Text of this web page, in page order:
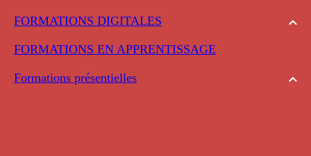
FORMATIONS DIGITALES
FORMATIONS EN APPRENTISSAGE
Formations présentielles